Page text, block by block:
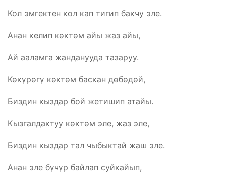
Кол эмгектен кол кап тигип бакчу эле.
Анан келип көктөм айы жаз айы,
Ай ааламга жанданууда тазаруу.
Көкүрөгү көктөм баскан дөбөдөй,
Биздин кыздар бой жетишип атайы.
Кызгалдактуу көктөм эле, жаз эле,
Биздин кыздар тал чыбыктай жаш эле.
Анан эле бүчүр байлап суйкайып,